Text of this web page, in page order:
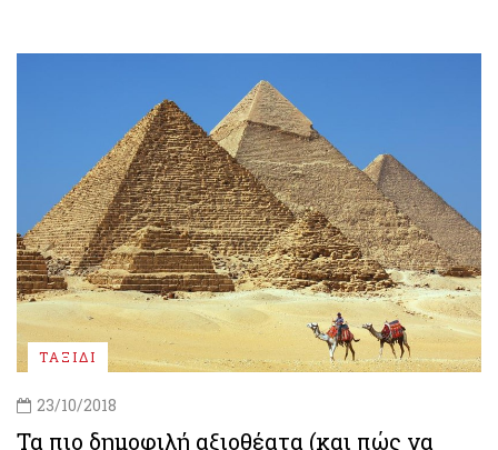
ΤΑΞΙΔΙ
23/10/2018
Τα πιο δημοφιλή αξιοθέατα (και πώς να